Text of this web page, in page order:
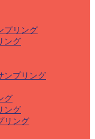
プリング
ング
ンプリング
グ
ング
リング